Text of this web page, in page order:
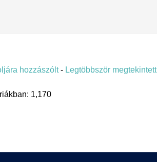
hozzászólt- Legtöbbször megtekintett
1,170